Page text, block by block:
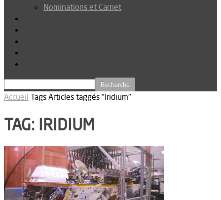
Nominations et Carnet
Accueil Tags Articles taggés "Iridium"
TAG: IRIDIUM